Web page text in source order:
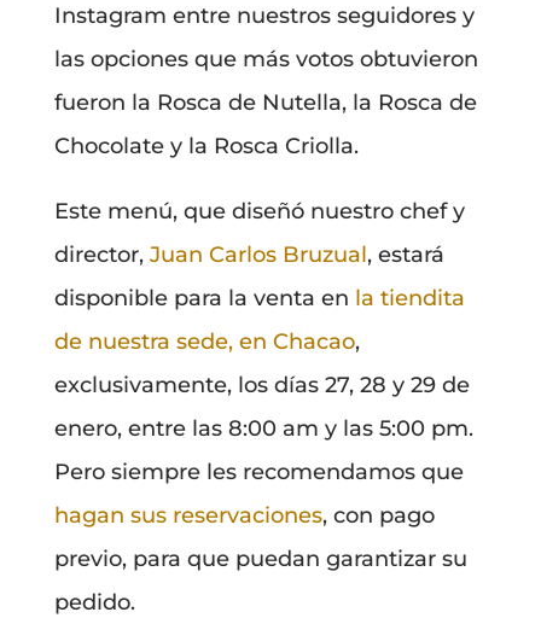
Instagram entre nuestros seguidores y
las opciones que más votos obtuvieron
fueron la Rosca de Nutella, la Rosca de
Chocolate y la Rosca Criolla.
Este menú, que diseñó nuestro chef y
director, Juan Carlos Bruzual, estará
disponible para la venta en la tiendita
de nuestra sede, en Chacao,
exclusivamente, los días 27, 28 y 29 de
enero, entre las 8:00 am y las 5:00 pm.
Pero siempre les recomendamos que
hagan sus reservaciones, con pago
previo, para que puedan garantizar su
pedido.